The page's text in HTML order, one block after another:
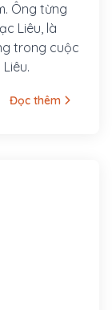
Ông từng
Liêu, là
trong cuộc
Đọc thêm